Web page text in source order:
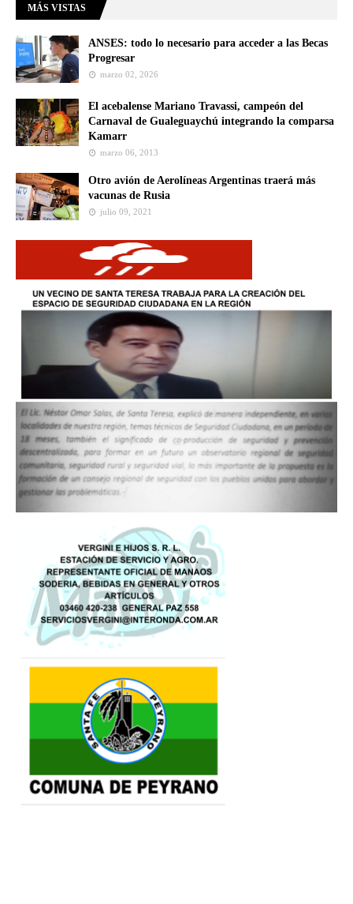
MÁS VISTAS
ANSES: todo lo necesario para acceder a las Becas
Progresar
marzo 02, 2026
El acebalense Mariano Travassi, campeón del
Carnaval de Gualeguaychú integrando la comparsa
Kamarr
marzo 06, 2013
Otro avión de Aerolíneas Argentinas traerá más
vacunas de Rusia
julio 09, 2021